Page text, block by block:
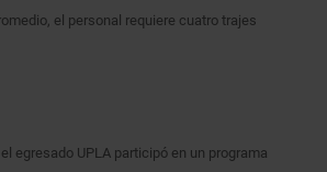
el personal requiere cuatro trajes
egresado UPLA participó en un programa